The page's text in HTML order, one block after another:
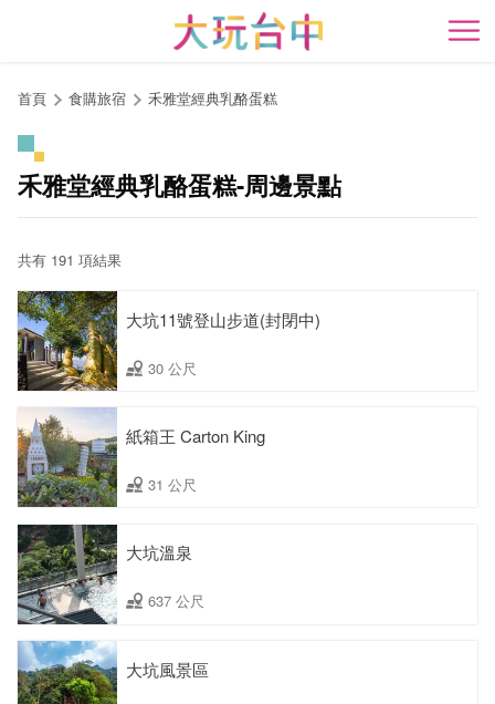
開
首頁 食購旅宿 禾雅堂經典乳酪蛋糕
禾雅堂經典乳酪蛋糕-周邊景點
共有 191 項結果
大坑11號登山步道(封閉中)
30 公尺
紙箱王 Carton King
31 公尺
大坑溫泉
637 公尺
大坑風景區